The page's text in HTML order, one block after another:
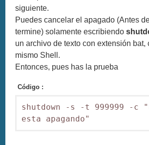
siguiente.
Puedes cancelar el apagado (Antes
termine) solamente escribiendo
un archivo de texto con extensión bat,
mismo Shell.
Entonces, pues has la prueba
Código :
shutdown -s -t 999999 -c
esta apagando"